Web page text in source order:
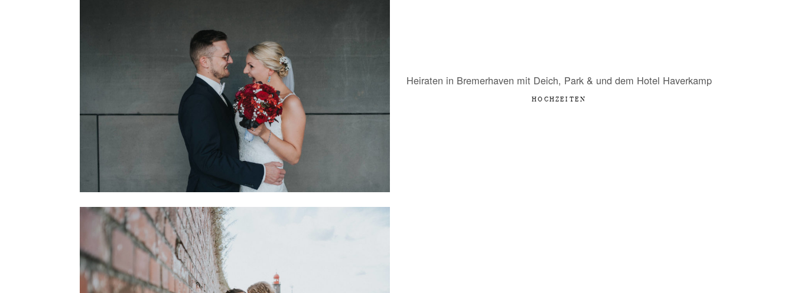
Heiraten in Bremerhaven mit Deich, Park & und dem Hotel Haverkamp
HOCHZEITEN